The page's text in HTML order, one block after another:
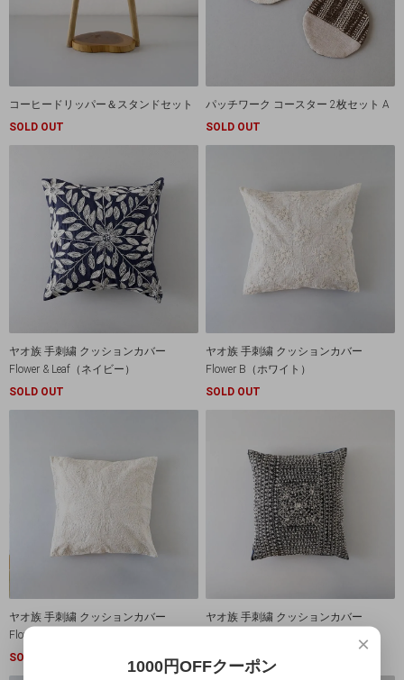
コーヒードリッパー＆スタンドセット
SOLD OUT
パッチワーク コースター 2枚セット A
SOLD OUT
ヤオ族 手刺繍 クッションカバー
Flower & Leaf（ネイビー）
SOLD OUT
ヤオ族 手刺繍 クッションカバー
Flower B（ホワイト）
SOLD OUT
ヤオ族 手刺繍 クッションカバー
Flower A（ホワイト）
SOLD OUT
ヤオ族 手刺繍 クッションカバー
SOLD OUT
×
1000円OFFクーポン